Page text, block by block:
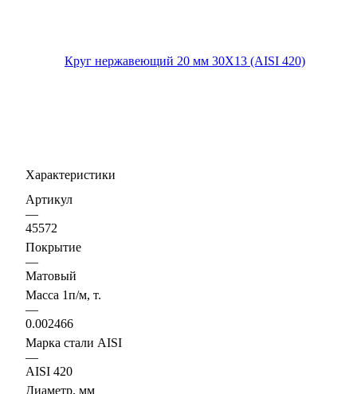
Характеристики
Артикул
—
45572
Покрытие
—
Матовый
Масса 1п/м, т.
—
0.002466
Марка стали AISI
—
AISI 420
Диаметр, мм